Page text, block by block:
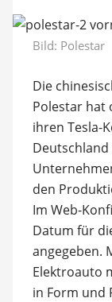
Bild: Polestar
Die
Polestar hat
ihren Tesla-
den
Im Web-
Datum für
angegeben.
Elektroauto
in Form und